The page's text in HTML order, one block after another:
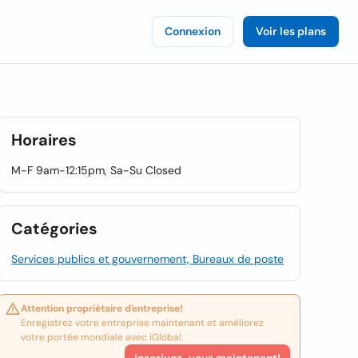
Connexion Voir les plans
Horaires
M-F 9am-12:15pm, Sa-Su Closed
Catégories
Services publics et gouvernement, Bureaux de poste
Attention propriétaire d'entreprise!
Enregistrez votre entreprise maintenant et améliorez
votre portée mondiale avec iGlobal.